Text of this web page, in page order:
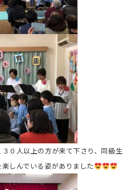
０人以上の方が来て下さり、同級生
しんでいる姿がありました